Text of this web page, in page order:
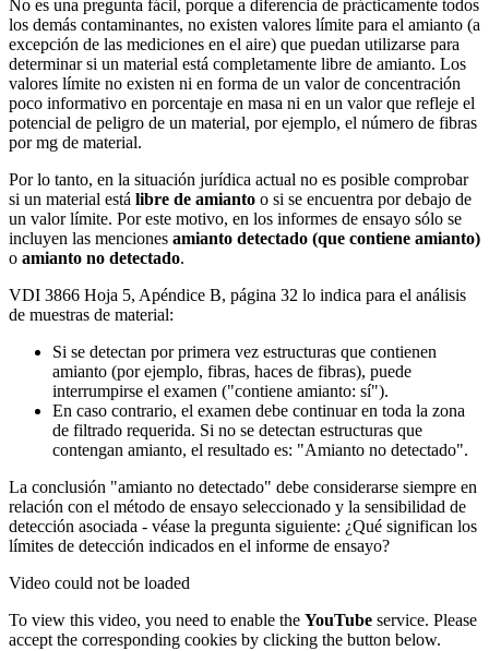
No es una pregunta fácil, porque a diferencia de prácticamente todos
los demás contaminantes, no existen valores límite para el amianto (a
excepción de las mediciones en el aire) que puedan utilizarse para
determinar si un material está completamente libre de amianto. Los
valores límite no existen ni en forma de un valor de concentración
poco informativo en porcentaje en masa ni en un valor que refleje el
potencial de peligro de un material, por ejemplo, el número de fibras
por mg de material.
Por lo tanto, en la situación jurídica actual no es posible comprobar
si un material está libre de amianto o si se encuentra por debajo de
un valor límite. Por este motivo, en los informes de ensayo sólo se
incluyen las menciones amianto detectado (que contiene amianto)
o amianto no detectado.
VDI 3866 Hoja 5, Apéndice B, página 32 lo indica para el análisis
de muestras de material:
Si se detectan por primera vez estructuras que contienen
amianto (por ejemplo, fibras, haces de fibras), puede
interrumpirse el examen ("contiene amianto: sí").
En caso contrario, el examen debe continuar en toda la zona
de filtrado requerida. Si no se detectan estructuras que
contengan amianto, el resultado es: "Amianto no detectado".
La conclusión "amianto no detectado" debe considerarse siempre en
relación con el método de ensayo seleccionado y la sensibilidad de
detección asociada - véase la pregunta siguiente: ¿Qué significan los
límites de detección indicados en el informe de ensayo?
Video could not be loaded
To view this video, you need to enable the YouTube service. Please
accept the corresponding cookies by clicking the button below.